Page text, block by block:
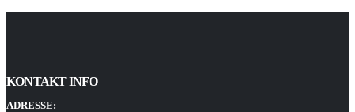
KONTAKT INFO
ADRESSE: